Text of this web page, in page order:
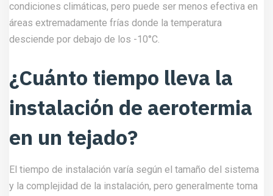
condiciones climáticas, pero puede ser menos efectiva en
áreas extremadamente frías donde la temperatura
desciende por debajo de los -10°C.
¿Cuánto tiempo lleva la
instalación de aerotermia
en un tejado?
El tiempo de instalación varía según el tamaño del sistema
y la complejidad de la instalación, pero generalmente toma